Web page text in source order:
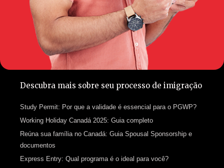
Descubra mais sobre seu processo de imigração
Study Permit: Por que a validade é essencial para o PGWP?
Working Holiday Canadá 2025: Guia completo
Reúna sua família no Canadá: Guia Spousal Sponsorship e
documentos
Express Entry: Qual programa é o ideal para você?